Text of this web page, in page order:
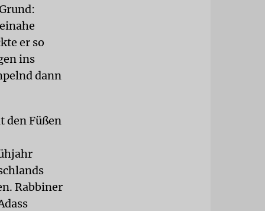
er so
ins
dann
den Füßen
Rabbiner